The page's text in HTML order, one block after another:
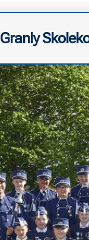
Granly